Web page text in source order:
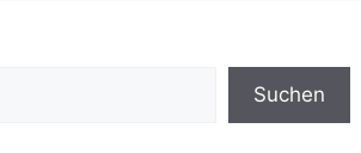
Suchen